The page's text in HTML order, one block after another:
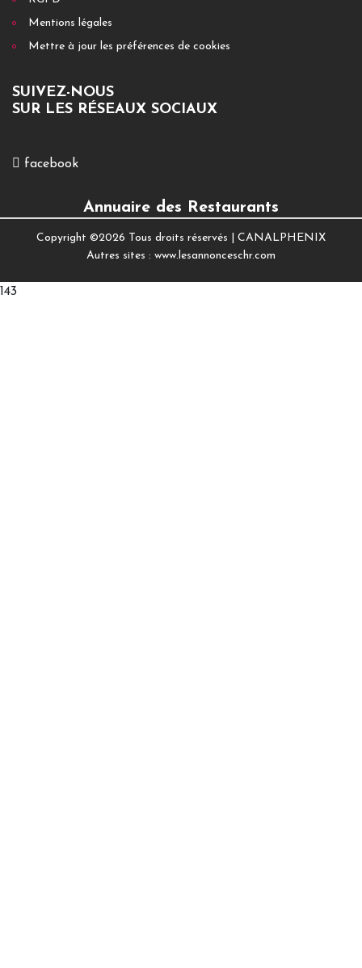
Mentions légales
Mettre à jour les préférences de cookies
SUIVEZ-NOUS
SUR LES RÉSEAUX SOCIAUX
facebook
Annuaire des Restaurants
Copyright ©2026 Tous droits réservés | CANALPHENIX
Autres sites : www.lesannonceschr.com
143